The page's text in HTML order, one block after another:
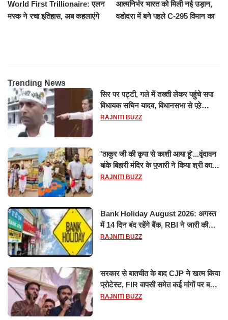
World First Trillionaire: एलन
मस्क ने रचा इतिहास, अब कहलाएंगे
आत्मनिर्भर भारत को मिली नई उड़ान,
वडोदरा में बने पहले C-295 विमान का
Trending News
सिर पर पट्टी, गले में तख्ती लेकर पहुंचे सपा
विधायक सचिन यादव, विधानसभा से पूरे
मानसून सत्र के लिए किया गया निलंबित
RAJNITI BUZZ
'ठाकुर जी की कृपा से काशी आया हूं'...वृंदावन
बांके बिहारी मंदिर के पुजारी ने किया श्री काशी
विश्वनाथ का जलाभिषेक
RAJNITI BUZZ
Bank Holiday August 2026: अगस्त
में 14 दिन बंद रहेंगे बैंक, RBI ने जारी की
छुट्टियों की लिस्ट​​​​​​​
RAJNITI BUZZ
सरकार से बातचीत के बाद CJP ने खत्म किया
प्रोटेस्ट, FIR वापसी समेत कई मांगों पर बनी
सहमति
RAJNITI BUZZ